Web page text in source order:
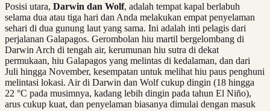
Posisi utara, Darwin dan Wolf, adalah tempat kapal berlabuh
selama dua atau tiga hari dan Anda melakukan empat penyelaman
sehari di dua gunung laut yang sama. Ini adalah inti pelagis dari
perjalanan Galapagos. Gerombolan hiu martil bergelombang di
Darwin Arch di tengah air, kerumunan hiu sutra di dekat
permukaan, hiu Galapagos yang melintas di kedalaman, dan dari
Juli hingga November, kesempatan untuk melihat hiu paus penghuni
melintasi lokasi. Air di Darwin dan Wolf cukup dingin (18 hingga
22 °C pada musimnya, kadang lebih dingin pada tahun El Niño),
arus cukup kuat, dan penyelaman biasanya dimulai dengan masuk